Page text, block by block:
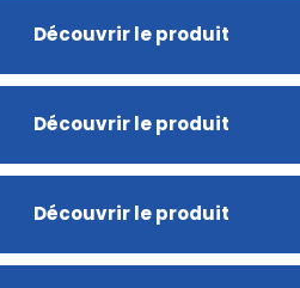
Découvrir le produit
Découvrir le produit
Découvrir le produit